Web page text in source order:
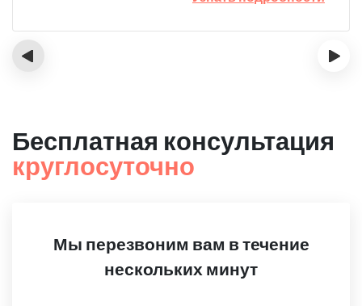
‹ ›
Бесплатная консультация
круглосуточно
Мы перезвоним вам в течение
нескольких минут